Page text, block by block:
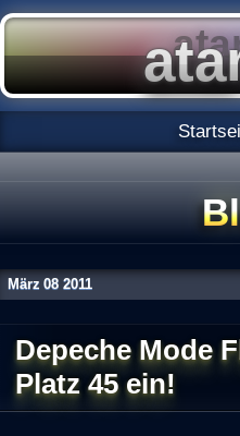
März 08 2011
Depeche Mode
Platz 45 ein!